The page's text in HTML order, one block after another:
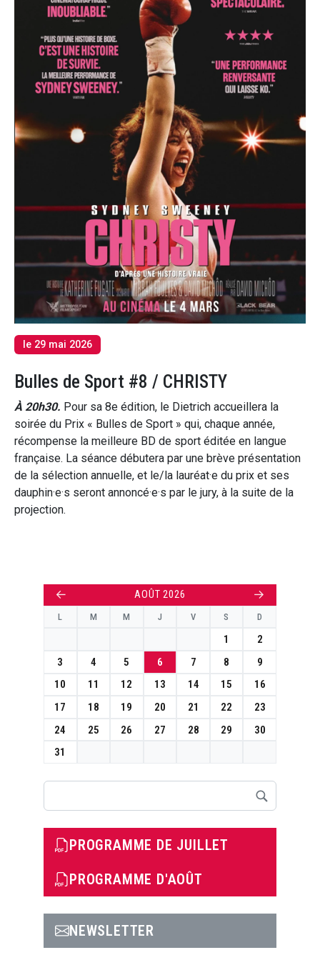
le 29 mai 2026
Bulles de Sport #8 / CHRISTY
À 20h30. Pour sa 8e édition, le Dietrich accueillera la
soirée du Prix « Bulles de Sport » qui, chaque année,
récompense la meilleure BD de sport éditée en langue
française. La séance débutera par une brève présentation
de la sélection annuelle, et le/la lauréat·e du prix et ses
dauphin·e·s seront annoncé·e·s par le jury, à la suite de la
projection.
← AOÛT 2026 →
L M M J V S D
1
2
3
4 5 6 7 8
9
10
11 12 13 14 15
16
17
18 19 20 21 22
23
24
25 26 27 28 29
30
31
PROGRAMME DE JUILLET
PROGRAMME D'AOÛT
NEWSLETTER